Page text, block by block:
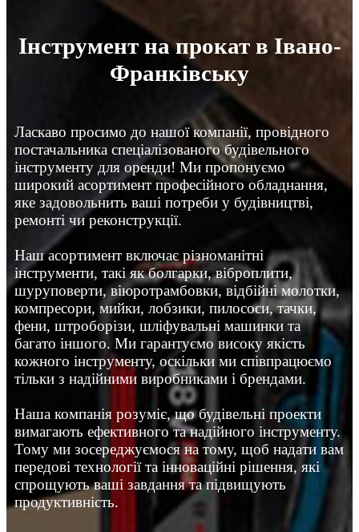
Інструмент на прокат в Івано-
Франківську
Ласкаво просимо до нашої компанії, провідного
постачальника спеціалізованого будівельного
інструменту для оренди! Ми пропонуємо
широкий асортимент професійного обладнання,
яке задовольнить ваші потреби у будівництві,
ремонті чи реконструкції.
Наш асортимент включає різноманітні
інструменти, такі як болгарки, віброплити,
шуруповерти, віюротрамбовки, відбійні молотки,
компресори, мийки, лобзики, пилососи, тачки,
фени, штроборізи, шліфувальні машинки та
багато іншого. Ми гарантуємо високу якість
кожного інструменту, оскільки ми співпрацюємо
тільки з надійними виробниками і брендами.
Наша компанія розуміє, що будівельні проекти
вимагають ефективного та надійного інструменту.
Тому ми зосереджуємося на тому, щоб надати вам
передові технології та інноваційні рішення, які
спрощують ваші завдання та підвищують
продуктивність.